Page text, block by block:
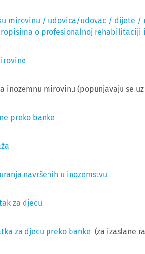
mirovinu / udovica/udovac / dijete
o profesionalnoj rehabilitaciji
inozemnu mirovinu (popunjavaju se uz
preko banke
navršenih u inozemstvu
za djecu
za djecu preko banke (za izaslane